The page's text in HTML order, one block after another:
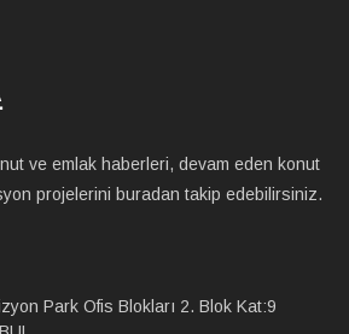
ve emlak haberleri, devam eden konut
projelerini buradan takip edebilirsiniz.
Park Ofis Blokları 2. Blok Kat:9